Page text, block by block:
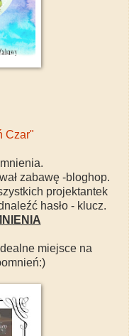
Czar"
zabawę -bloghop.
projektantek
hasło - klucz.
miejsce na